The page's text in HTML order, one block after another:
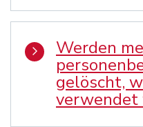
Werden
gelöscht,
verwendet